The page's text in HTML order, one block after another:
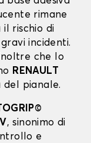
rimane
rischio di
incidenti.
che lo
RENAULT
del pianale.
, sinonimo di
e